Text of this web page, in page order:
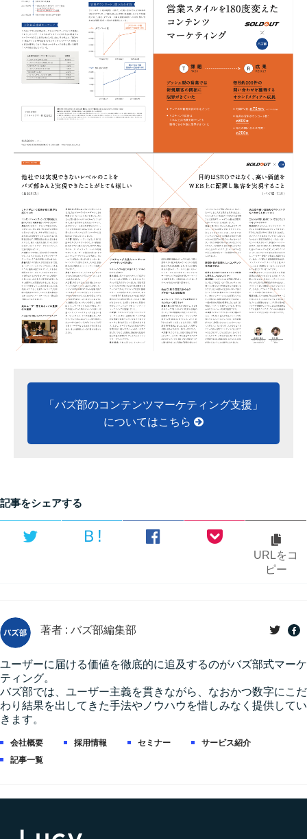
「バズ部のコンテンツマーケティング支援」
についてはこちら
記事をシェアする
Ｂ!
URLをコ
ピー
著者 : バズ部編集部
ユーザーに届ける価値を徹底的に追及するのがバズ部式マーケ
ティング。
バズ部では、ユーザー主義を貫きながら、なおかつ数字にこだ
わり結果を出してきた手法やノウハウを惜しみなく提供してい
きます。
会社概要 採用情報 セミナー
サービス紹介
記事一覧